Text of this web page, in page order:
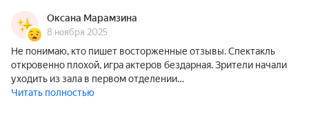
Оксана Марамзина
8 ноября 2025
Не понимаю, кто пишет восторженные отзывы. Спектакль
откровенно плохой, игра актеров бездарная. Зрители начали
уходить из зала в первом отделении…
Читать полностью